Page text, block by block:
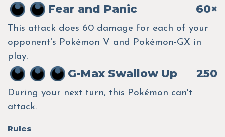
Fear and Panic 60×
This attack does 60 damage for each of your
opponent's Pokémon V and Pokémon-GX in
play.
G-Max Swallow Up 250
During your next turn, this Pokémon can't
attack.
Rules